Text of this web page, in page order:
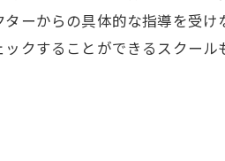
ル一覧
つけ方
ーからの具体的な指導を受け
クすることができるスクー